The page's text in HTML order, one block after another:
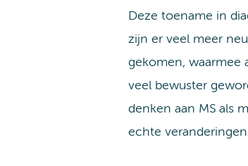
Deze toename in
zijn er veel meer
gekomen, waarmee
veel bewuster
denken aan MS als
echte